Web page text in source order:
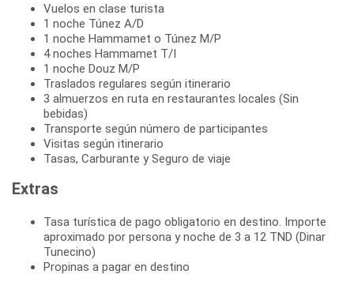
Vuelos en clase turista
1 noche Túnez A/D
1 noche Hammamet o Túnez M/P
4 noches Hammamet T/I
1 noche Douz M/P
Traslados regulares según itinerario
3 almuerzos en ruta en restaurantes locales (Sin
bebidas)
Transporte según número de participantes
Visitas según itinerario
Tasas, Carburante y Seguro de viaje
Extras
Tasa turística de pago obligatorio en destino. Importe
aproximado por persona y noche de 3 a 12 TND (Dinar
Tunecino)
Propinas a pagar en destino